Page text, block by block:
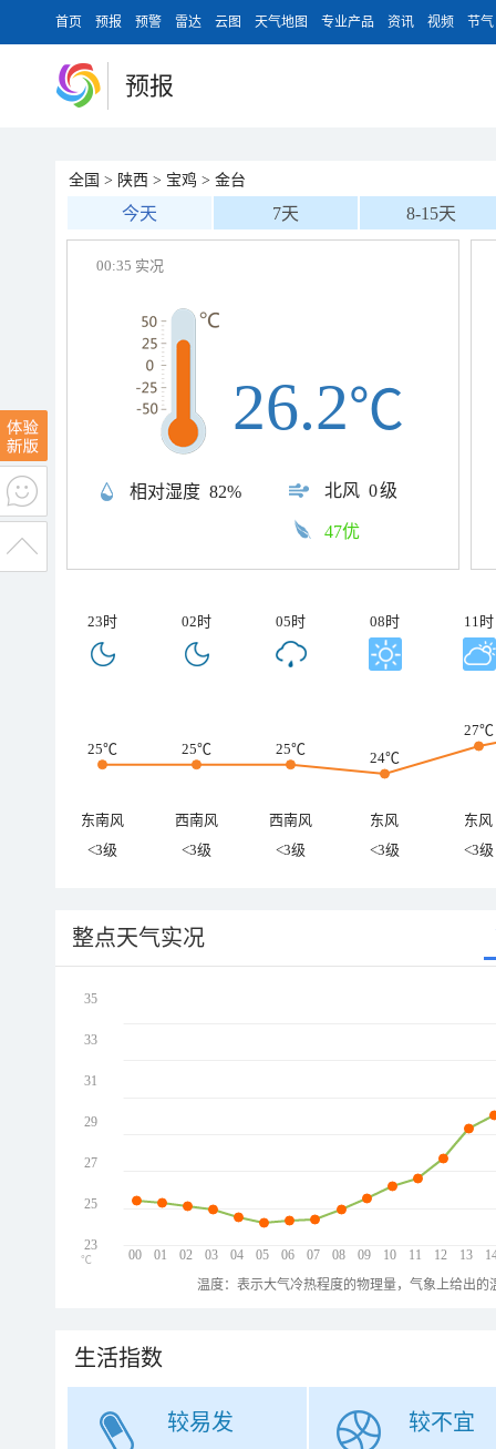
首页 预报 预警 雷达 云图 天气地图 专业产品 资讯 视频 节气
预报
全国 > 陕西 > 宝鸡 > 金台
今天 7天 8-15天
00:35 实况
相对湿度 82% 北风 0级
26.2℃
47优
23时 02时 05时 08时 11时
25℃ 25℃ 25℃
24℃
27℃
东南风 西南风 西南风 东风
东风
<3级
<3级 <3级 <3级 <3级
整点天气实况
00 01 02 03 04 05 06 07 08 09 10 11 12 13
35
33
31
29
27
25
23
℃
温度：表示大气冷热程度的物理量，气象上给出
生活指数
较易发 较不宜